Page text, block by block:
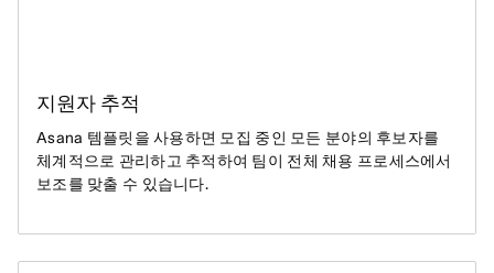
지원자 추적
Asana 템플릿을 사용하면 모집 중인 모든 분야의 후보자를
체계적으로 관리하고 추적하여 팀이 전체 채용 프로세스에서
보조를 맞출 수 있습니다.